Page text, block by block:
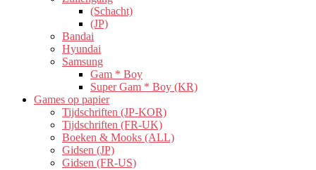
(Schacht)
(JP)
Bandai
Hyundai
Samsung
Gam * Boy
Super Gam * Boy (KR)
Games op papier
Tijdschriften (JP-KOR)
Tijdschriften (FR-UK)
Boeken & Mooks (ALL)
Gidsen (JP)
Gidsen (FR-US)